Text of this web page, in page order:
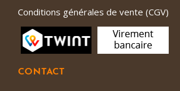
Conditions générales de vente (CGV)
CONTACT